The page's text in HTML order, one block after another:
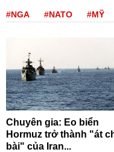
#NGA #NATO #MỸ
Chuyên gia: Eo biển
Hormuz trở thành "át
bài" của Iran...